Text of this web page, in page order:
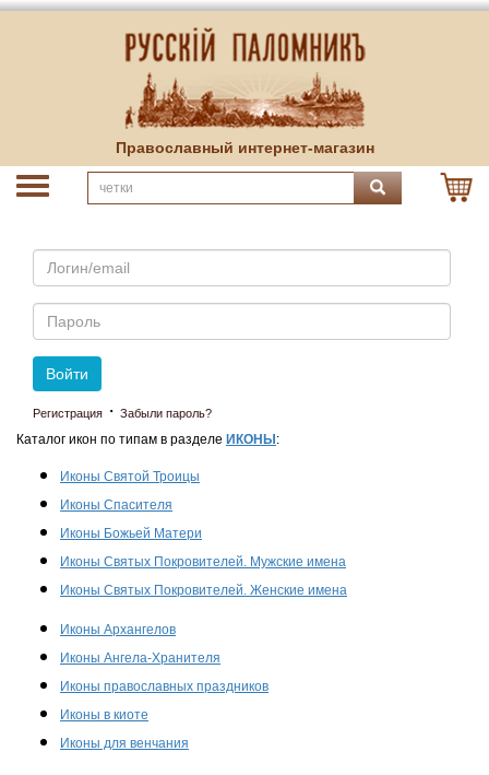
Православный интернет-магазин
Email
Пароль
Войти
Регистрация · Забыли пароль?
Каталог икон по типам в разделе ИКОНЫ :
Иконы Святой Троицы
Иконы Спасителя
Иконы Божьей Матери
Иконы Святых Покровителей. Мужские имена
Иконы Святых Покровителей. Женские имена
Иконы Архангелов
Иконы Ангела-Хранителя
Иконы православных праздников
Иконы в киоте
Иконы для венчания